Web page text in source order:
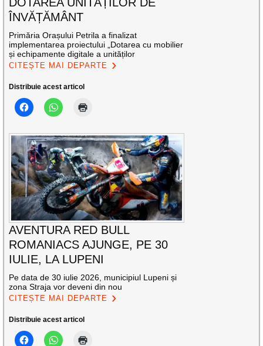
ÎNVĂȚĂMÂNT
Primăria Orașului Petrila a finalizat
implementarea proiectului „Dotarea cu mobilier
și echipamente digitale a unităților
CITEȘTE MAI DEPARTE
Distribuie acest articol
AVENTURA RED BULL
ROMANIACS AJUNGE, PE 30
IULIE, LA LUPENI
Pe data de 30 iulie 2026, municipiul Lupeni și
zona Straja vor deveni din nou
CITEȘTE MAI DEPARTE
Distribuie acest articol